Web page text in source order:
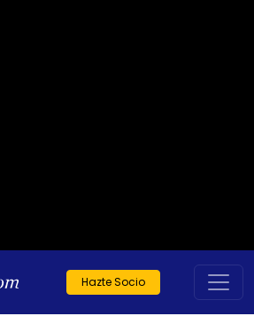
Hazte Socio